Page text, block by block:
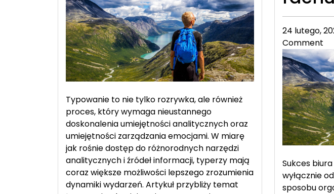
bukmacherskie
z
analizą
Typowanie to nie tylko rozrywka, ale również
proces, który wymaga nieustannego
doskonalenia umiejętności analitycznych oraz
umiejętności zarządzania emocjami. W miarę
jak rośnie dostęp do różnorodnych narzędzi
analitycznych i źródeł informacji, typerzy mają
coraz większe możliwości lepszego zrozumienia
dynamiki wydarzeń. Artykuł przybliży temat
Posted
on
24 lutego,
Commenton
Jak
w
Sukces
wyłącznie
sposobu